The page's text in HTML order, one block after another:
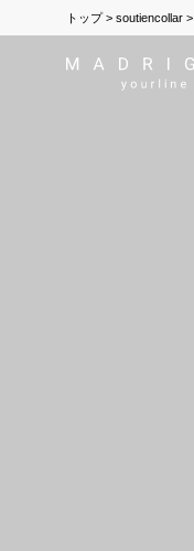
トップ soutiencollar